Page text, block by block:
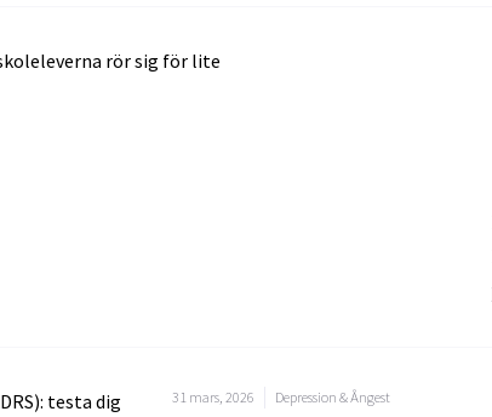
31 mars, 2026 Depression & Ångest